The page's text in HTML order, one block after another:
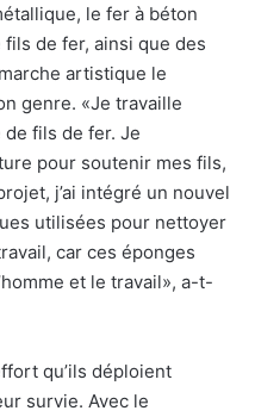
le fer à béton
de fer, ainsi que des
artistique le
genre. «Je travaille
fils de fer. Je
pour soutenir mes fils,
j’ai intégré un nouvel
utilisées pour nettoyer
car ces éponges
et le travail», a-t-
qu’ils déploient
survie. Avec le